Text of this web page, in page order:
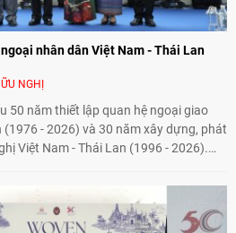
nhân dân Việt Nam - Thái Lan
NGHỊ
50 năm thiết lập quan hệ ngoại giao
(1976 - 2026) và 30 năm xây dựng, phát
Việt Nam - Thái Lan (1996 - 2026).
thời từng bước mở rộng hoạt động từ
sang kết nối địa phương, doanh
hóa và thế hệ trẻ, góp phần tăng